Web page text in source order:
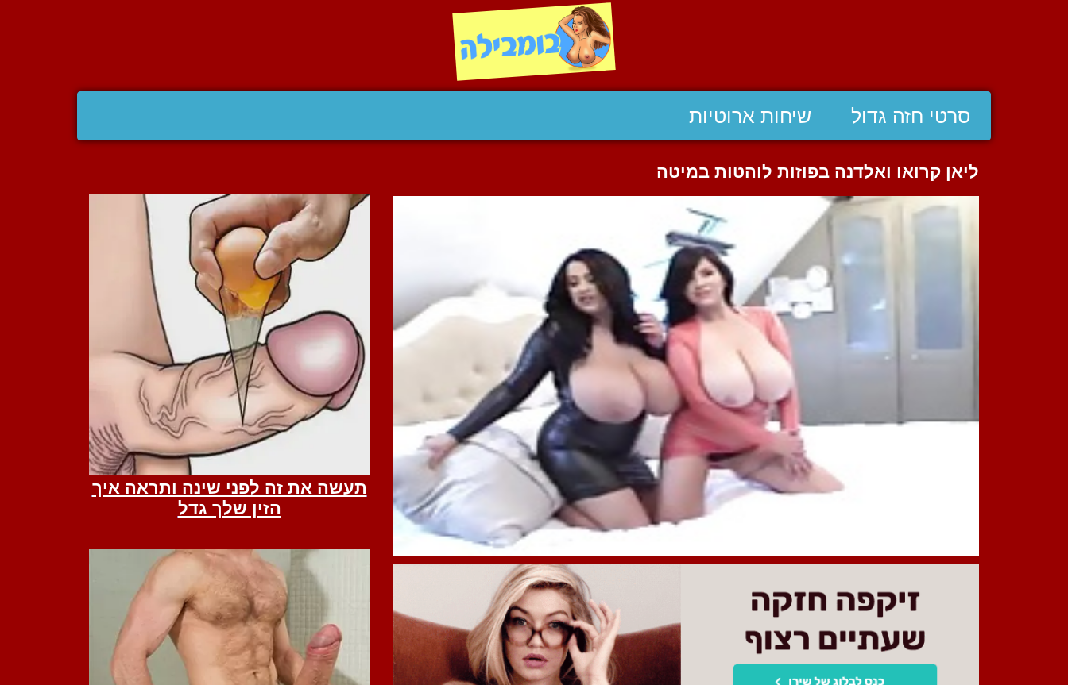
סרטי חזה גדול שיחות ארוטיות
ליאן קרואו ואלדנה בפוזות לוהטות במיטה